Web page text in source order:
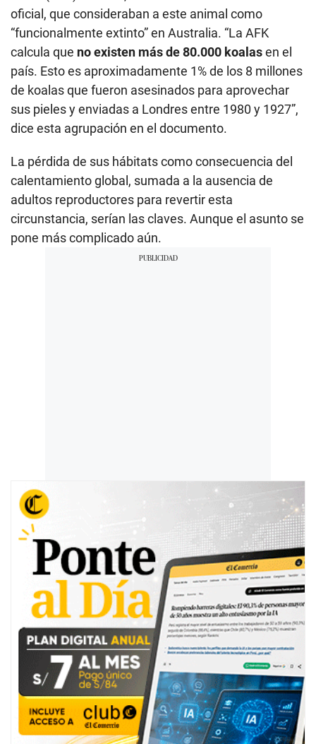
oficial, que consideraban a este animal como
“funcionalmente extinto” en Australia. “La AFK
calcula que no existen más de 80.000 koalasen el
país. Esto es aproximadamente 1% de los 8 millones
de koalas que fueron asesinados para aprovechar
sus pieles y enviadas a Londres entre 1980 y 1927”,
dice esta agrupación en el documento.
La pérdida de sus hábitats como consecuencia del
calentamiento global, sumada a la ausencia de
adultos reproductores para revertir esta
circunstancia, serían las claves. Aunque el asunto se
pone más complicado aún.